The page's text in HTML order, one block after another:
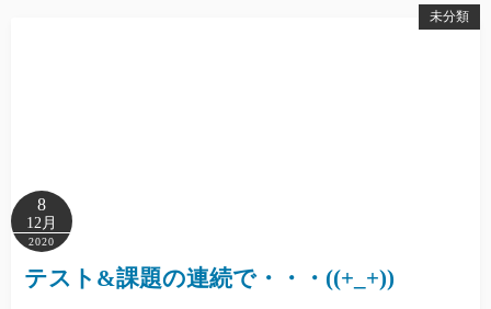
未分類
8
12月
2020
テスト&課題の連続で・・・((+_+))